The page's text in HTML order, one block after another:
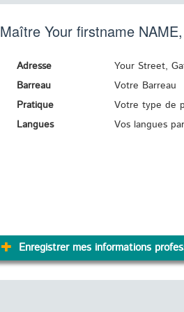
Maître Your firstname NAME
Adresse
Your Street,
Barreau
Votre Barreau
Pratique
Votre type de
Langues
Vos langues
Enregistrer mes informations